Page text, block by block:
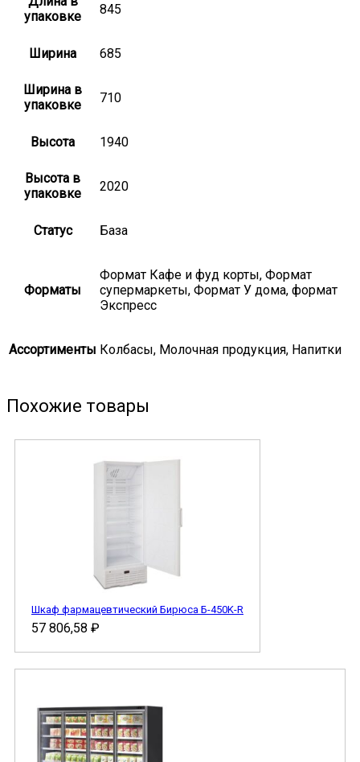
упаковке
845
Ширина 685
Ширина в
упаковке
710
Высота 1940
Высота в
упаковке
2020
Статус База
Форматы
Формат Кафе и фуд корты, Формат
супермаркеты, Формат У дома, формат
Экспресс
Ассортименты Колбасы, Молочная продукция, Напитки
Похожие товары
Шкаф фармацевтический Бирюса Б-450K-R
57 806,58 ₽